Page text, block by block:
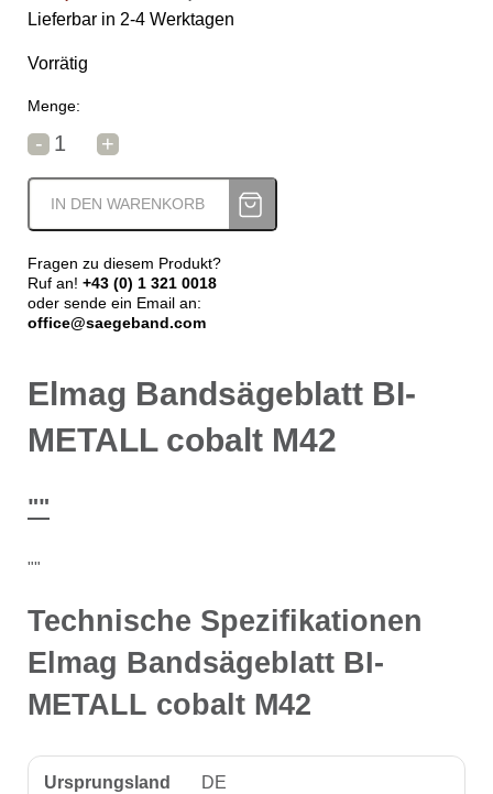
Lieferbar in 2-4 Werktagen
Vorrätig
Menge:
-
Elmag Bandsägeblatt BI-METALL cobalt M42 Menge
+
IN DEN WARENKORB
Fragen zu diesem Produkt?
Ruf an! +43 (0) 1 321 0018
oder sende ein Email an:
office@saegeband.com
Elmag Bandsägeblatt BI-
METALL cobalt M42
""
""
Technische Spezifikationen
Elmag Bandsägeblatt BI-
METALL cobalt M42
Ursprungsland DE